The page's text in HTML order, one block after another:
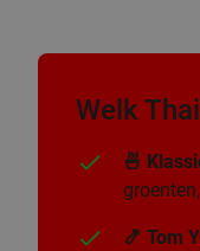
Welk
🍜
🍤 Tom